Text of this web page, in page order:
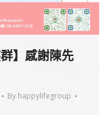
】感謝陳先
By happylifegroup